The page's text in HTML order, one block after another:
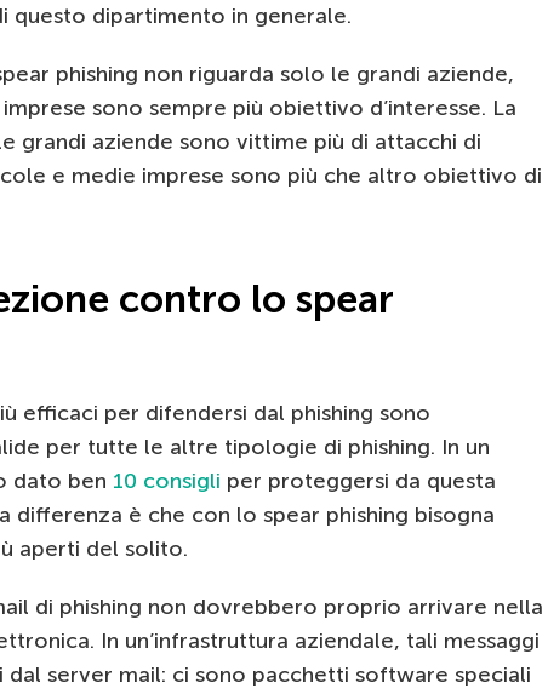
questo dipartimento in generale.
phishing non riguarda solo le grandi aziende,
sono sempre più obiettivo d’interesse. La
grandi aziende sono vittime più di attacchi di
e medie imprese sono più che altro obiettivo di
contro lo spear
efficaci per difendersi dal phishing sono
per tutte le altre tipologie di phishing. In un
dato ben 10 consigli per proteggersi da questa
differenza è che con lo spear phishing bisogna
aperti del solito.
di phishing non dovrebbero proprio arrivare nella
In un’infrastruttura aziendale, tali messaggi
server mail: ci sono pacchetti software speciali